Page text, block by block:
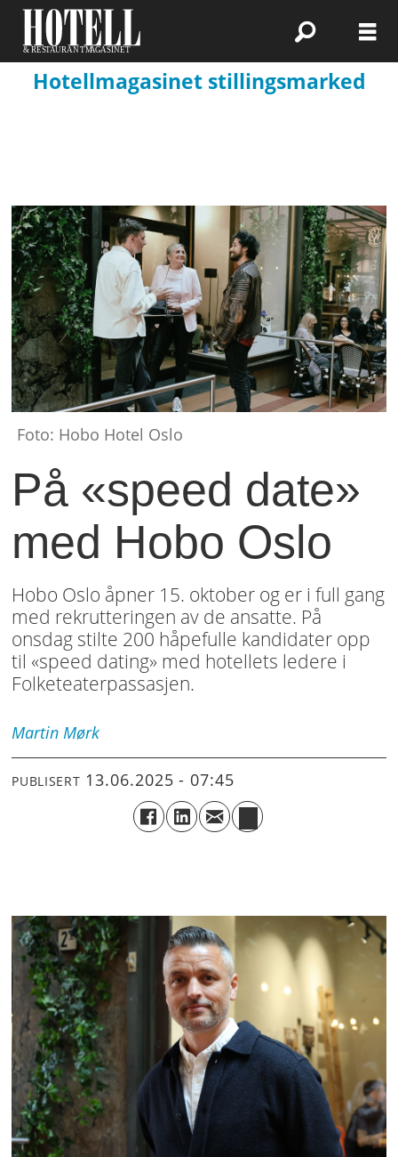
Hotellmagasinet stillingsmarked
Foto: Hobo Hotel Oslo
På «speed date»
med Hobo Oslo
Hobo Oslo åpner 15. oktober og er i full gang
med rekrutteringen av de ansatte. På
onsdag stilte 200 håpefulle kandidater opp
til «speed dating» med hotellets ledere i
Folketeaterpassasjen.
Martin Mørk
PUBLISERT 13.06.2025 - 07:45